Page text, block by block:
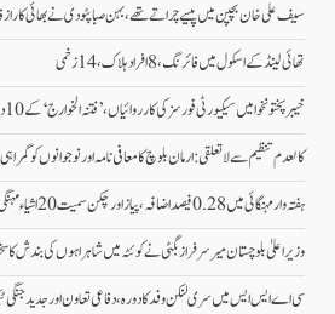
سیف علی خان بچپن میں پیسے چراتے تھے، بہن صبا پٹودی نے بھائی کا
تھائی لینڈ کے اسکول میں فائرنگ، 8 افراد ہلاک، 14 زخمی
خیبر پختونخوا میں سیکیورٹی فورسز کی کارروائیاں، ’فتنہ الخوارج‘ کے 10 دہشت گرد ہلاک۔آئی ایس پی آر
کالعدم تنظیم سے لاتعلقی: ارمان بلوچ کا معافی نامہ اور نوجوانوں کو
ہفتہ وار مہنگائی میں 0.28 فیصد اضافہ، پیاز اور چکن سمیت 20 اشیاء مہنگی
وزیراعلیٰ بلوچستان میر سرفراز بگٹی نے کوئٹہ میں شاہراہوں کی بندش
سی اے ایس ایس میں سری لنکن وفد کا دورہ، دفاعی تعاون اور جدید جنگی